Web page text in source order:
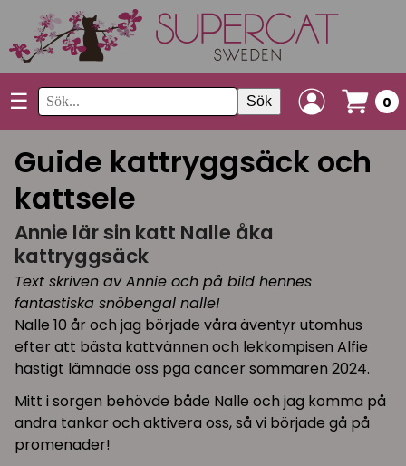
☰ Sök 0
Guide kattryggsäck och
kattsele
Annie lär sin katt Nalle åka
kattryggsäck
Text skriven av Annie och på bild hennes
fantastiska snöbengal nalle!
Nalle 10 år och jag började våra äventyr utomhus
efter att bästa kattvännen och lekkompisen Alfie
hastigt lämnade oss pga cancer sommaren 2024.
Mitt i sorgen behövde både Nalle och jag komma på
andra tankar och aktivera oss, så vi började gå på
promenader!